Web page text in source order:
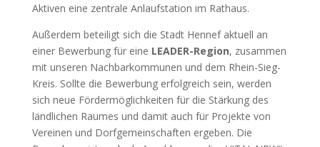
Aktiven eine zentrale Anlaufstation im Rathaus.
Außerdem beteiligt sich die Stadt Hennef aktuell an
einer Bewerbung für eine LEADER-Region, zusammen
mit unseren Nachbarkommunen und dem Rhein-Sieg-
Kreis. Sollte die Bewerbung erfolgreich sein, werden
sich neue Fördermöglichkeiten für die Stärkung des
ländlichen Raumes und damit auch für Projekte von
Vereinen und Dorfgemeinschaften ergeben. Die